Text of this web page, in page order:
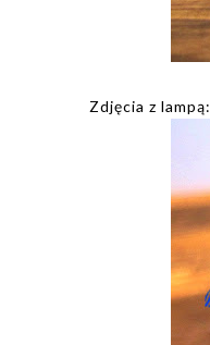
Zdjęcia z lampą: